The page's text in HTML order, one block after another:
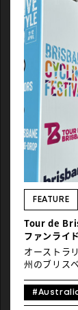
FEATURE
Tour de
ファンライ
ルチャーを
オーストラ
州のブリス
てくる。都
ーを同時に